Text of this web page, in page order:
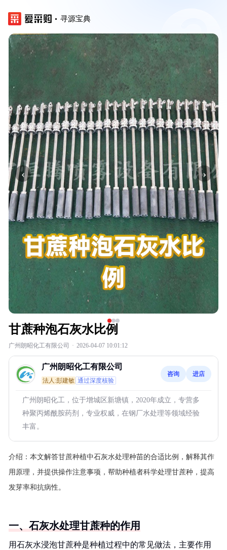
寻源宝典
‹ ›
甘蔗种泡石灰水比例
广州朗昭化工有限公司 · 2026-04-07 10:01:12
广州朗昭化工有限公司
法人:彭建敏 通过深度核验
咨询 进店
广州朗昭化工，位于增城区新塘镇，2020年成立，专营多
种聚丙烯酰胺药剂，专业权威，在钢厂水处理等领域经验
丰富。
介绍： 本文解答甘蔗种植中石灰水处理种苗的合适比例，解释其作
用原理，并提供操作注意事项，帮助种植者科学处理甘蔗种，提高
发芽率和抗病性。
一、石灰水处理甘蔗种的作用
用石灰水浸泡甘蔗种是种植过程中的常见做法，主要作用